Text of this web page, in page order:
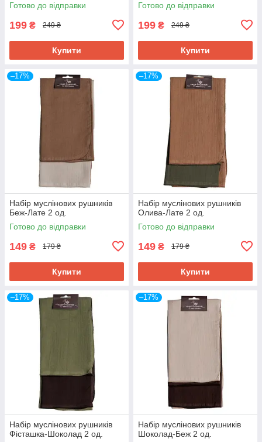
Готово до відправки
199 ₴ 249 ₴
Купити
Готово до відправки
199 ₴ 249 ₴
Купити
–17%
Набір муслінових рушників
Беж-Лате 2 од.
Готово до відправки
149 ₴ 179 ₴
Купити
–17%
Набір муслінових рушників
Олива-Лате 2 од.
Готово до відправки
149 ₴ 179 ₴
Купити
–17%
Набір муслінових рушників
Фісташка-Шоколад 2 од.
–17%
Набір муслінових рушників
Шоколад-Беж 2 од.